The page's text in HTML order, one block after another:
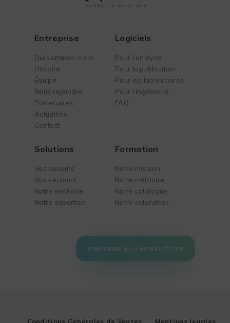
Entreprise
Qui sommes-nous
Histoire
Équipe
Nous rejoindre
Partenaires
Actualités
Contact
Logiciels
Pour l’analyse
Pour la publication
Pour les laboratoires
Pour l’ingénierie
FAQ
Solutions
Vos besoins
Vos secteurs
Notre méthode
Notre expertise
Formation
Notre mission
Notre méthode
Notre catalogue
Notre calendrier
S'INSCRIRE À LA NEWSLETTER
Conditions Générales de Ventes Mentions légales